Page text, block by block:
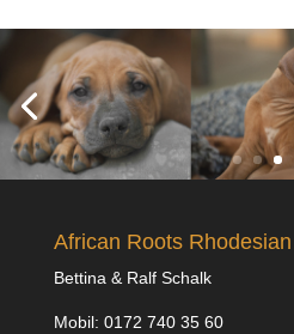
African Roots
Bettina & Ralf Schalk
Mobil: 0172 740 35 60